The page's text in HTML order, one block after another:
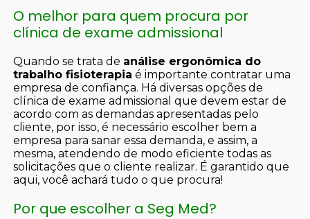
O melhor para quem procura por
clínica de exame admissional
Quando se trata de análise ergonômica do
trabalho fisioterapia é importante contratar uma
empresa de confiança. Há diversas opções de
clínica de exame admissional que devem estar de
acordo com as demandas apresentadas pelo
cliente, por isso, é necessário escolher bem a
empresa para sanar essa demanda, e assim, a
mesma, atendendo de modo eficiente todas as
solicitações que o cliente realizar. É garantido que
aqui, você achará tudo o que procura!
Por que escolher a Seg Med?